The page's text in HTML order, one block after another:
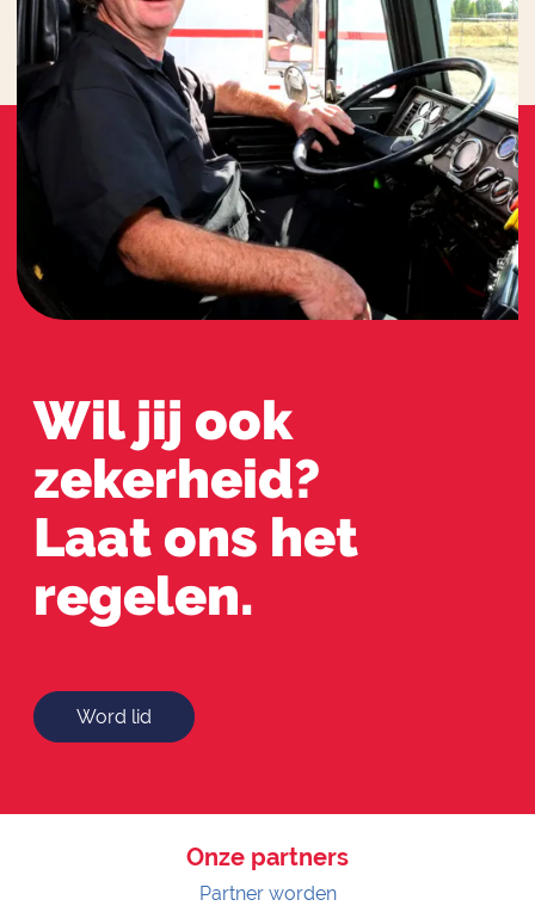
Wil jij ook
zekerheid?
Laat ons het
regelen.
Word lid
Onze partners
Partner worden